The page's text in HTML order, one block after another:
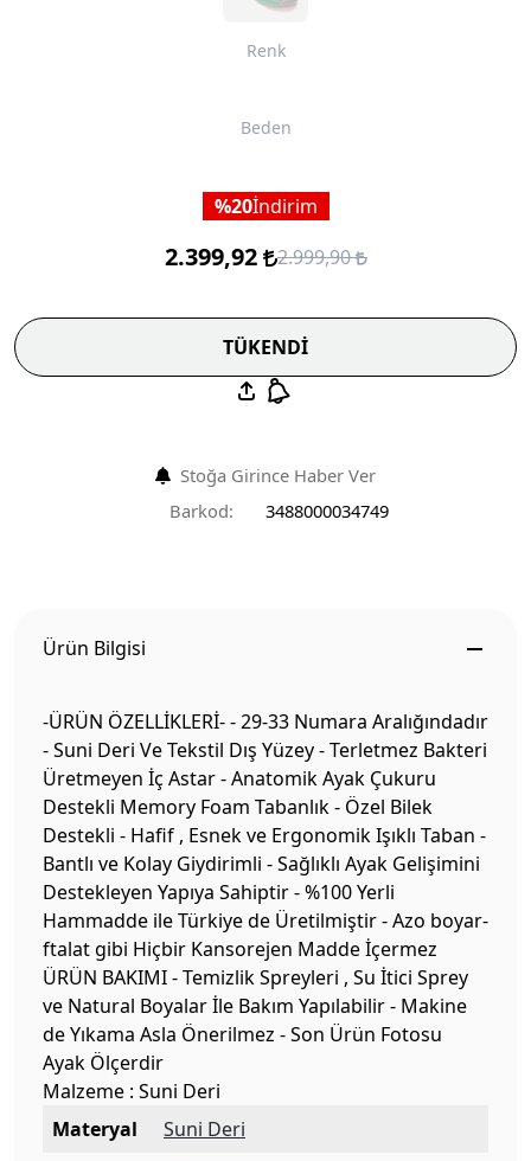
Renk
Beden
20İndirim
2.399,92 2.999,90
TÜKENDİ
Stoğa Girince Haber Ver
Barkod:
3488000034749
Ürün Bilgisi
-ÜRÜN ÖZELLİKLERİ- - 29-33 Numara Aralığındadır
- Suni Deri Ve Tekstil Dış Yüzey - Terletmez Bakteri
Üretmeyen İç Astar - Anatomik Ayak Çukuru
Destekli Memory Foam Tabanlık - Özel Bilek
Destekli - Hafif , Esnek ve Ergonomik Işıklı Taban -
Bantlı ve Kolay Giydirimli - Sağlıklı Ayak Gelişimini
Destekleyen Yapıya Sahiptir - %100 Yerli
Hammadde ile Türkiye de Üretilmiştir - Azo boyar-
ftalat gibi Hiçbir Kansorejen Madde İçermez
ÜRÜN BAKIMI - Temizlik Spreyleri , Su İtici Sprey
ve Natural Boyalar İle Bakım Yapılabilir - Makine
de Yıkama Asla Önerilmez - Son Ürün Fotosu
Ayak Ölçerdir
Malzeme : Suni Deri
Materyal
Suni Deri